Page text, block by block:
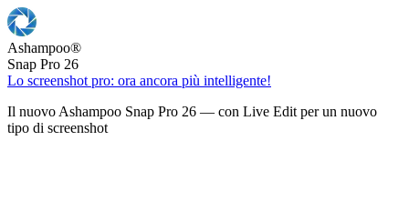
Ashampoo®
Snap Pro 26
Lo screenshot pro: ora ancora più intelligente!
Il nuovo Ashampoo Snap Pro 26 — con Live Edit per un nuovo
tipo di screenshot